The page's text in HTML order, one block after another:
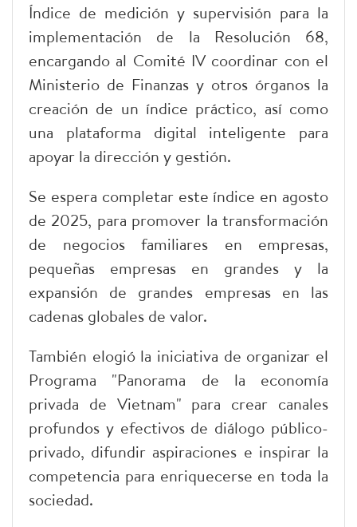
Índice de medición y supervisión para la
implementación de la Resolución 68,
encargando al Comité IV coordinar con el
Ministerio de Finanzas y otros órganos la
creación de un índice práctico, así como
una plataforma digital inteligente para
apoyar la dirección y gestión.
Se espera completar este índice en agosto
de 2025, para promover la transformación
de negocios familiares en empresas,
pequeñas empresas en grandes y la
expansión de grandes empresas en las
cadenas globales de valor.
También elogió la iniciativa de organizar el
Programa "Panorama de la economía
privada de Vietnam" para crear canales
profundos y efectivos de diálogo público-
privado, difundir aspiraciones e inspirar la
competencia para enriquecerse en toda la
sociedad.